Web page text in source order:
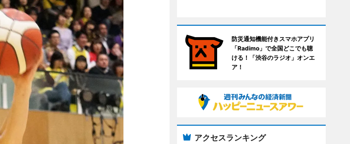
防災通知機能付きスマホアプリ
「Radimo」で全国どこでも聴
ける！「渋谷のラジオ」オンエ
ア！
アクセスランキング